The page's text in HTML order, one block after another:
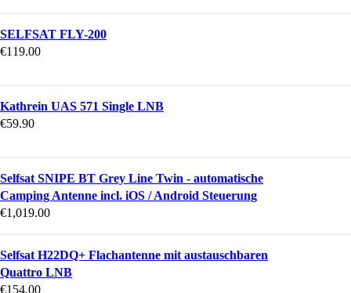
SELFSAT FLY-200
€119.00
Kathrein UAS 571 Single LNB
€59.90
Selfsat SNIPE BT Grey Line Twin - automatische
Camping Antenne incl. iOS / Android Steuerung
€1,019.00
Selfsat H22DQ+ Flachantenne mit austauschbaren
Quattro LNB
€154.00